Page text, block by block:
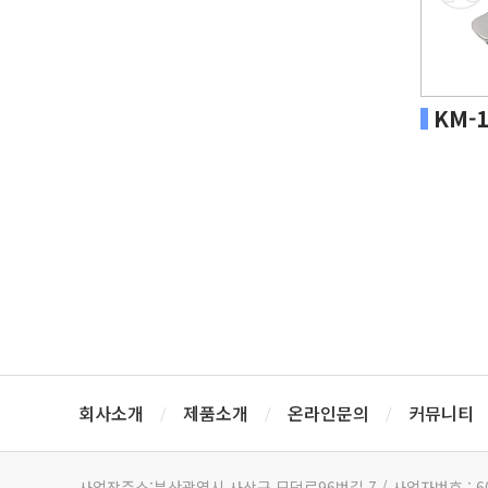
KM-
회사소개 / 제품소개 / 온라인문의 / 커뮤니티